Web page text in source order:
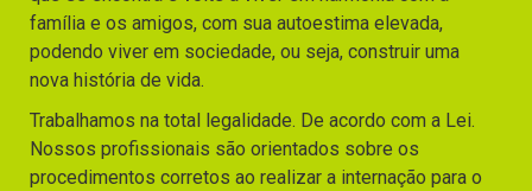
família e os amigos, com sua autoestima elevada,
podendo viver em sociedade, ou seja, construir uma
nova história de vida.
Trabalhamos na total legalidade. De acordo com a Lei.
Nossos profissionais são orientados sobre os
procedimentos corretos ao realizar a internação para o